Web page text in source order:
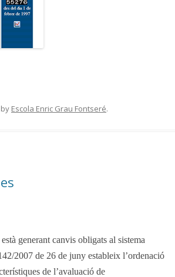
by Escola Enric Grau Fontseré.
generant canvis obligats al sistema
2007 de 26 de juny estableix l’ordenació
de l’avaluació de